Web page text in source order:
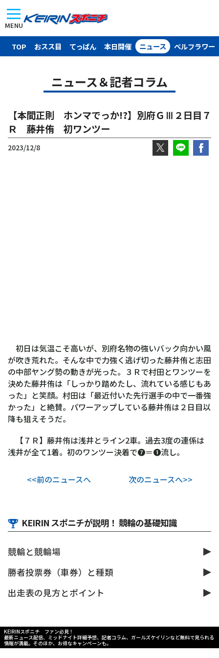
MENU
TOP おスス目 てっぱん 本日開催 ニュース ベルフラワー
ニュース＆記者コラム
【本間正則 ホンマでっか!?】別府ＧⅢ２日目７
Ｒ 藤井侑 初ワンツー
2023/12/8
初日は気温こそ高いが、別府名物の強いバック向かい風
が吹き荒れた。そんな中で力強く逃げ切った藤井侑と志田
の中部ヤング勢の動きが光った。３Ｒで村田とワンツーを
決めた藤井侑は「しっかり踏めたし、流れている感じもあ
った」と笑顔。村田は「最近付いた先行選手の中で一番強
かった」と絶賛。パワーアップしている藤井侑は２日目以
降も狙えそうだ。
【７Ｒ】藤井侑は浅井とライン2車。過去3度の連係は
浅井が全て1着。初のワンツー決着で❼＝❶流し。
<<前のニュースへ 次のニュースへ>>
KEIRIN スポニチが説明！ 競輪の基礎知識
競輪と競輪場
勝者投票券（車券）と種類
出走表の見方とポイント
KEIRINスポニチ ファン必見！
最新ニュース配信、ミッドナイト詳細予想、記者コラム、ガールズケイリンなど無料で見られる
情報が満載。そのほか、お得なキャンペーンも。